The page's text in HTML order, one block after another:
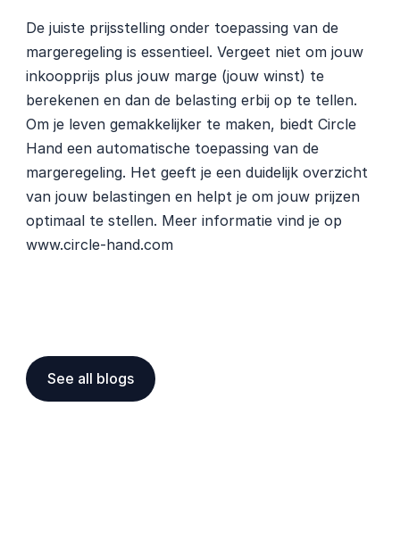
De juiste prijsstelling onder toepassing van de
margeregeling is essentieel. Vergeet niet om jouw
inkoopprijs plus jouw marge (jouw winst) te
berekenen en dan de belasting erbij op te tellen.
Om je leven gemakkelijker te maken, biedt Circle
Hand een automatische toepassing van de
margeregeling. Het geeft je een duidelijk overzicht
van jouw belastingen en helpt je om jouw prijzen
optimaal te stellen. Meer informatie vind je op
www.circle-hand.com
See all blogs